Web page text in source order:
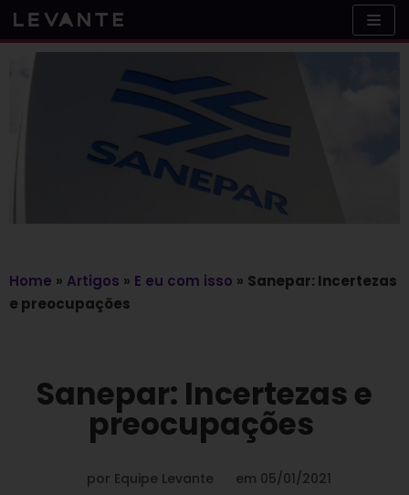
Skip
to
Home » Artigos » E eu com isso » Sanepar: Incertezas
e preocupações
Sanepar: Incertezas e
preocupações
por Equipe Levante em 05/01/2021